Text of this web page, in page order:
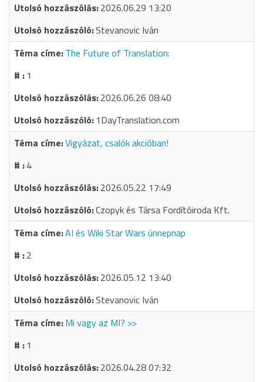
2026.06.29 13:20
Stevanovic Iván
The Future of Translation:
1
2026.06.26 08:40
1DayTranslation.com
Vigyázat, csalók akcióban!
4
2026.05.22 17:49
Czopyk és Társa Fordítóiroda Kft.
AI és Wiki Star Wars ünnepnap
2
2026.05.12 13:40
Stevanovic Iván
Mi vagy az MI? >>
1
2026.04.28 07:32